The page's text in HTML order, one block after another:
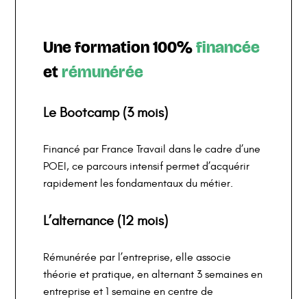
Une formation 100%financée
etrémunérée
Le Bootcamp (3 mois)
Financé par France Travail dans le cadre d’une
POEI, ce parcours intensif permet d’acquérir
rapidement les fondamentaux du métier.
L’alternance (12 mois)
Rémunérée par l’entreprise, elle associe
théorie et pratique, en alternant 3 semaines en
entreprise et 1 semaine en centre de